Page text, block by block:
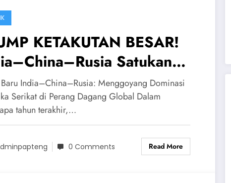
KETAKUTAN BESAR!
Satukan
Lawan AS Dalam
Dagang
India–China–Rusia: Menggoyang Dominasi
Serikat di Perang Dagang Global Dalam
tahun terakhir,…
0 Comments Read More